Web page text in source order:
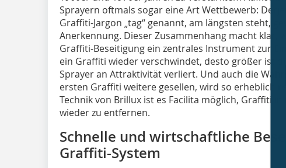
Sprayern oftmals sogar eine Art Wettbewerb:
Graffiti-Jargon „tag“ genannt, am längsten steht,
Anerkennung. Dieser Zusammenhang macht klar,
Graffiti-Beseitigung ein zentrales Instrument zur
ein Graffiti wieder verschwindet, desto größer ist
Sprayer an Attraktivität verliert. Und auch die
ersten Graffiti weitere gesellen, wird so erheblich
Technik von Brillux ist es Facilita möglich, Graffiti
wieder zu entfernen.
Schnelle und wirtschaftliche
Graffiti-System